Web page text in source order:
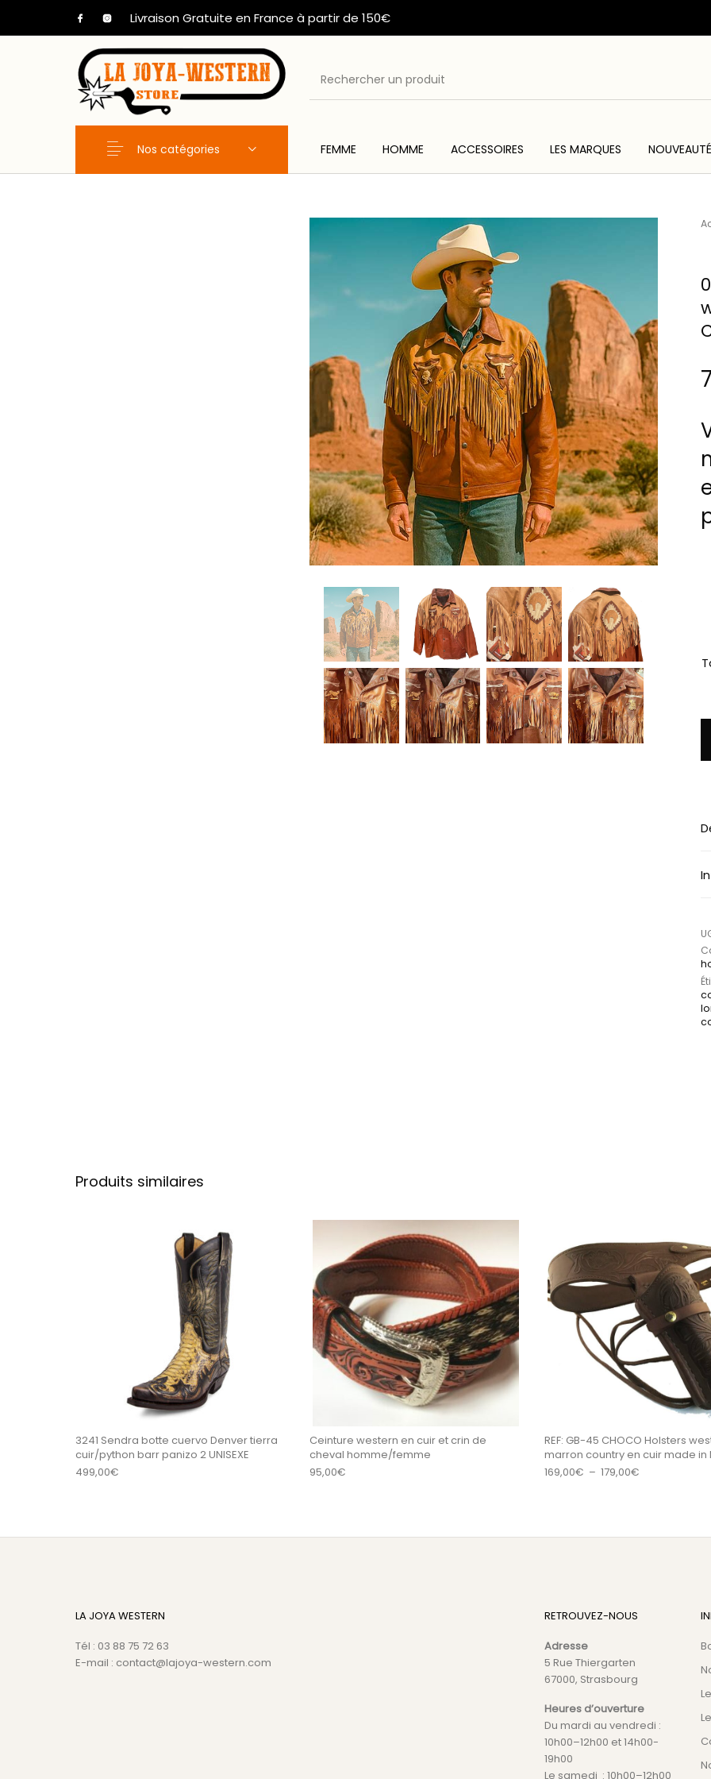
Livraison Gratuite en France à partir de 150€
FEMME HOMME ACCESSOIRES LES MARQUES
Nos catégories
Produits similaires
3241 Sendra botte cuervo Denver tierra
cuir/python barr panizo 2 UNISEXE
499,00€
Ce produit a plusieurs variations. Les options peuvent être
Ceinture western en cuir et crin de
cheval homme/femme
95,00€
Ce produit a plusieurs
REF: GB-45 CHOCO Holsters
marron country en cuir made in
169,00€ – 179,00€Plage de prix
LA JOYA WESTERN
Tél : 03 88 75 72 63
E-mail : contact@lajoya-western.com
RETROUVEZ-NOUS
Adresse
5 Rue Thiergarten
67000, Strasbourg
Heures d’ouverture
Du mardi au vendredi :
10h00–12h00 et 14h00-
19h00
Le samedi : 10h00–12h00